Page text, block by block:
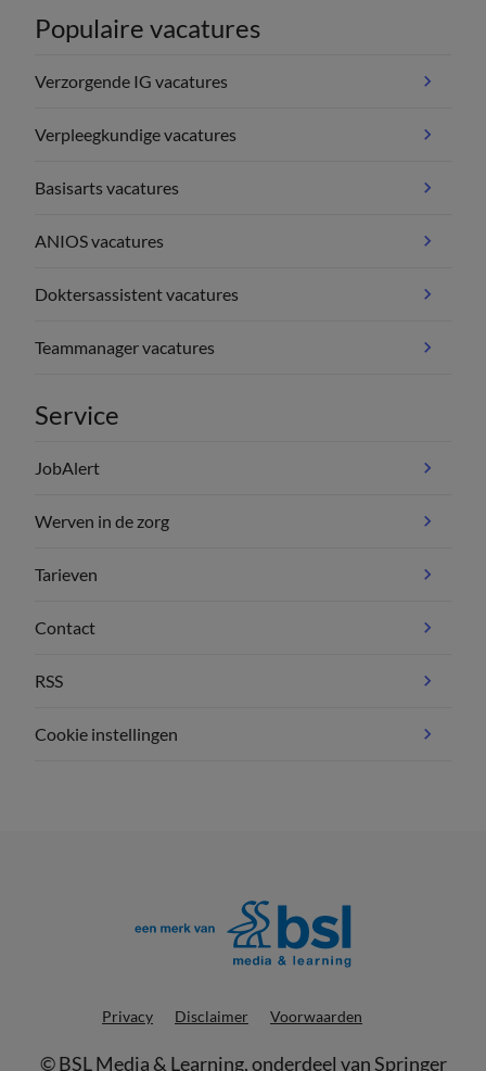
Populaire vacatures
Verzorgende IG vacatures
Verpleegkundige vacatures
Basisarts vacatures
ANIOS vacatures
Doktersassistent vacatures
Teammanager vacatures
Service
JobAlert
Werven in de zorg
Tarieven
Contact
RSS
Cookie instellingen
Privacy Disclaimer Voorwaarden
©BSL Media & Learning, onderdeel vanSpringer